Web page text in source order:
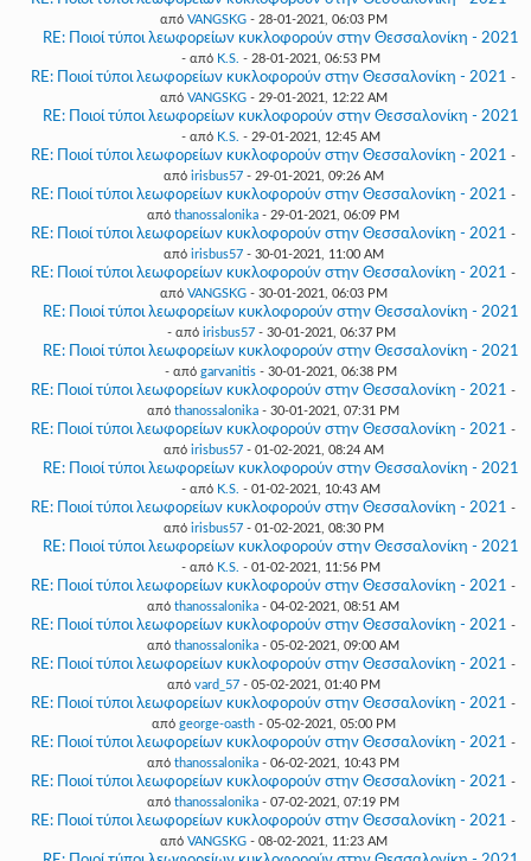
από VANGSKG- 28-01-2021, 06:03 PM
RE: Ποιοί τύποι λεωφορείων κυκλοφορούν στην Θεσσαλονίκη - 2021
- από K.S. - 28-01-2021, 06:53 PM
RE: Ποιοί τύποι λεωφορείων κυκλοφορούν στην Θεσσαλονίκη - 2021 -
από VANGSKG- 29-01-2021, 12:22 AM
RE: Ποιοί τύποι λεωφορείων κυκλοφορούν στην Θεσσαλονίκη - 2021
- από K.S. - 29-01-2021, 12:45 AM
RE: Ποιοί τύποι λεωφορείων κυκλοφορούν στην Θεσσαλονίκη - 2021 -
από irisbus57- 29-01-2021, 09:26 AM
RE: Ποιοί τύποι λεωφορείων κυκλοφορούν στην Θεσσαλονίκη - 2021 -
από thanossalonika - 29-01-2021, 06:09 PM
RE: Ποιοί τύποι λεωφορείων κυκλοφορούν στην Θεσσαλονίκη - 2021 -
από irisbus57- 30-01-2021, 11:00 AM
RE: Ποιοί τύποι λεωφορείων κυκλοφορούν στην Θεσσαλονίκη - 2021 -
από VANGSKG- 30-01-2021, 06:03 PM
RE: Ποιοί τύποι λεωφορείων κυκλοφορούν στην Θεσσαλονίκη - 2021
- από irisbus57- 30-01-2021, 06:37 PM
RE: Ποιοί τύποι λεωφορείων κυκλοφορούν στην Θεσσαλονίκη - 2021
- από garvanitis - 30-01-2021, 06:38 PM
RE: Ποιοί τύποι λεωφορείων κυκλοφορούν στην Θεσσαλονίκη - 2021 -
από thanossalonika - 30-01-2021, 07:31 PM
RE: Ποιοί τύποι λεωφορείων κυκλοφορούν στην Θεσσαλονίκη - 2021 -
από irisbus57- 01-02-2021, 08:24 AM
RE: Ποιοί τύποι λεωφορείων κυκλοφορούν στην Θεσσαλονίκη - 2021
- από K.S. - 01-02-2021, 10:43 AM
RE: Ποιοί τύποι λεωφορείων κυκλοφορούν στην Θεσσαλονίκη - 2021 -
από irisbus57- 01-02-2021, 08:30 PM
RE: Ποιοί τύποι λεωφορείων κυκλοφορούν στην Θεσσαλονίκη - 2021
- από K.S. - 01-02-2021, 11:56 PM
RE: Ποιοί τύποι λεωφορείων κυκλοφορούν στην Θεσσαλονίκη - 2021 -
από thanossalonika - 04-02-2021, 08:51 AM
RE: Ποιοί τύποι λεωφορείων κυκλοφορούν στην Θεσσαλονίκη - 2021 -
από thanossalonika - 05-02-2021, 09:00 AM
RE: Ποιοί τύποι λεωφορείων κυκλοφορούν στην Θεσσαλονίκη - 2021 -
από vard_57- 05-02-2021, 01:40 PM
RE: Ποιοί τύποι λεωφορείων κυκλοφορούν στην Θεσσαλονίκη - 2021 -
από george-oasth- 05-02-2021, 05:00 PM
RE: Ποιοί τύποι λεωφορείων κυκλοφορούν στην Θεσσαλονίκη - 2021 -
από thanossalonika - 06-02-2021, 10:43 PM
RE: Ποιοί τύποι λεωφορείων κυκλοφορούν στην Θεσσαλονίκη - 2021 -
από thanossalonika - 07-02-2021, 07:19 PM
RE: Ποιοί τύποι λεωφορείων κυκλοφορούν στην Θεσσαλονίκη - 2021 -
από VANGSKG- 08-02-2021, 11:23 AM